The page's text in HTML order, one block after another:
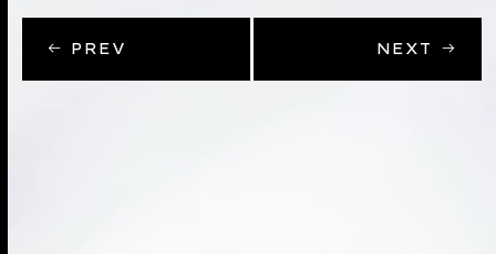
PREV NEXT